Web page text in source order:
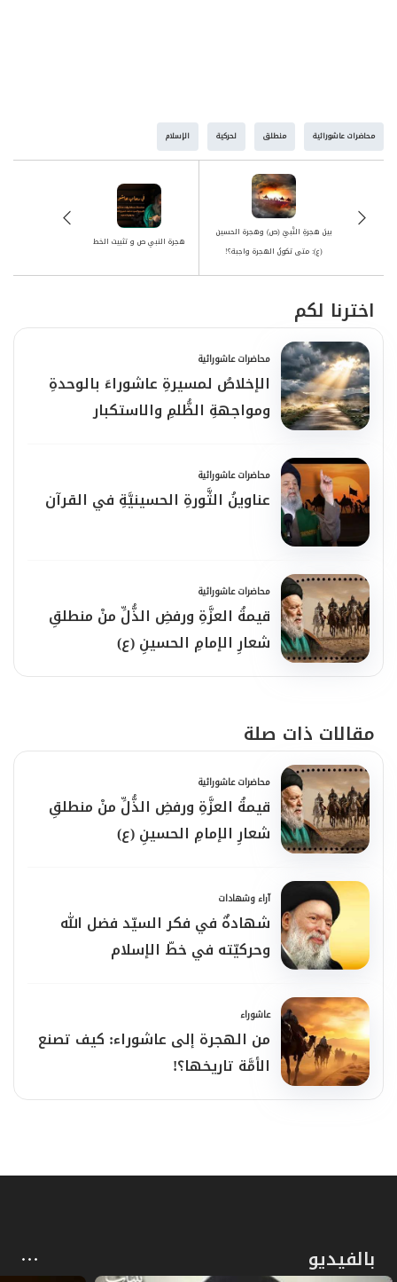
محاضرات عاشورائية منطلق لحركية الإسلام
هجرة النبي ص و تثبيت الخط
بينَ هجرةِ النَّبيّ (ص) وهجرة الحسين
(ع): متى تكونُ الهجرة واجبة؟!
اخترنا لكم
محاضرات عاشورائية
الإخلاصُ لمسيرةِ عاشوراءَ بالوحدةِ
ومواجهةِ الظُّلمِ والاستكبار
محاضرات عاشورائية
عناوينُ الثَّورةِ الحسينيَّةِ في القرآن
محاضرات عاشورائية
قيمةُ العزَّةِ ورفضِ الذُّلِّ منْ منطلقِ
شعارِ الإمامِ الحسينِ (ع)
مقالات ذات صلة
محاضرات عاشورائية
قيمةُ العزَّةِ ورفضِ الذُّلِّ منْ منطلقِ
شعارِ الإمامِ الحسينِ (ع)
آراء وشهادات
شهادةٌ في فكر السيّد فضل الله
وحركيّته في خطّ الإسلام
عاشوراء
من الهجرة إلى عاشوراء: كيف تصنع
الأمَّة تاريخها؟!
بالفيديو